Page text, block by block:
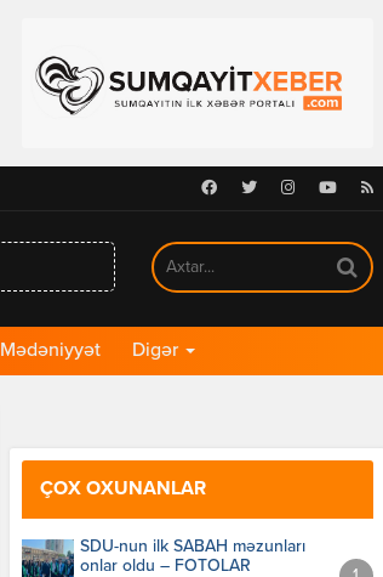
Facebook
TwitterInstagramYoutube
Mədəniyyət Digər
ÇOX OXUNANLAR
SDU-nun ilk SABAH məzunları
onlar oldu – FOTOLAR